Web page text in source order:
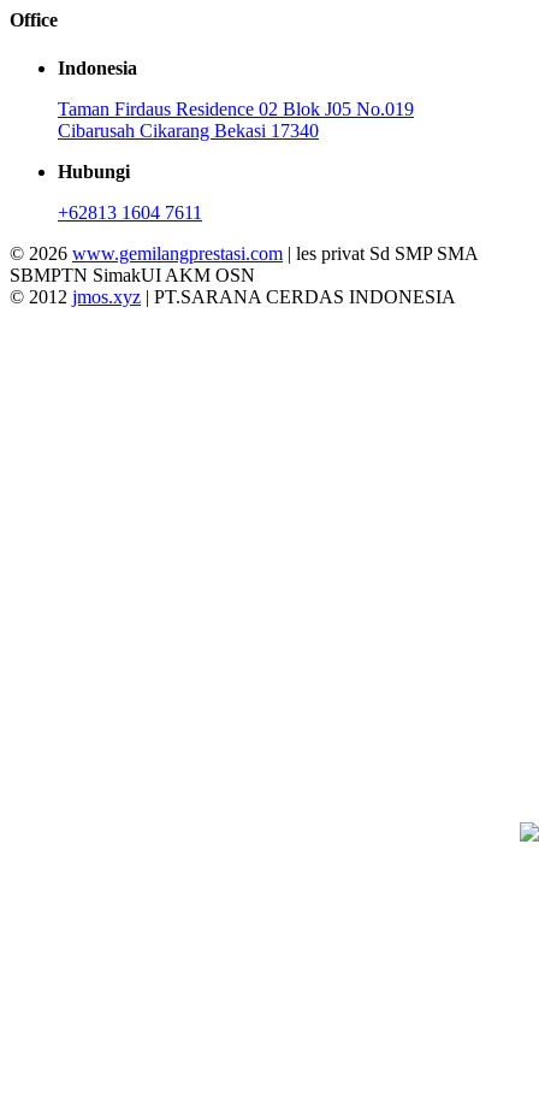
Office
Indonesia
Taman Firdaus Residence 02 Blok J05 No.019
Cibarusah Cikarang Bekasi 17340
Hubungi
+62813 1604 7611
© 2026 www.gemilangprestasi.com | les privat Sd SMP SMA
SBMPTN SimakUI AKM OSN
© 2012 jmos.xyz | PT.SARANA CERDAS INDONESIA